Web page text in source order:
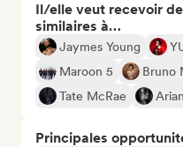
Il/elle veut recevoir
similaires à…
Jaymes Young
Maroon 5
Bruno
Tate McRae
Principales